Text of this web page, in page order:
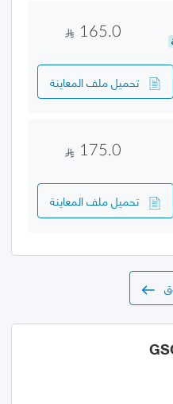
165.0
تحميل ملف المعاينة
175.0
تحميل ملف المعاينة